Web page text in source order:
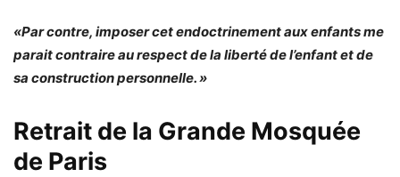
«Par contre, imposer cet endoctrinement aux enfants me
parait contraire au respect de la liberté de l’enfant et de
sa construction personnelle. »
Retrait de la Grande Mosquée
de Paris